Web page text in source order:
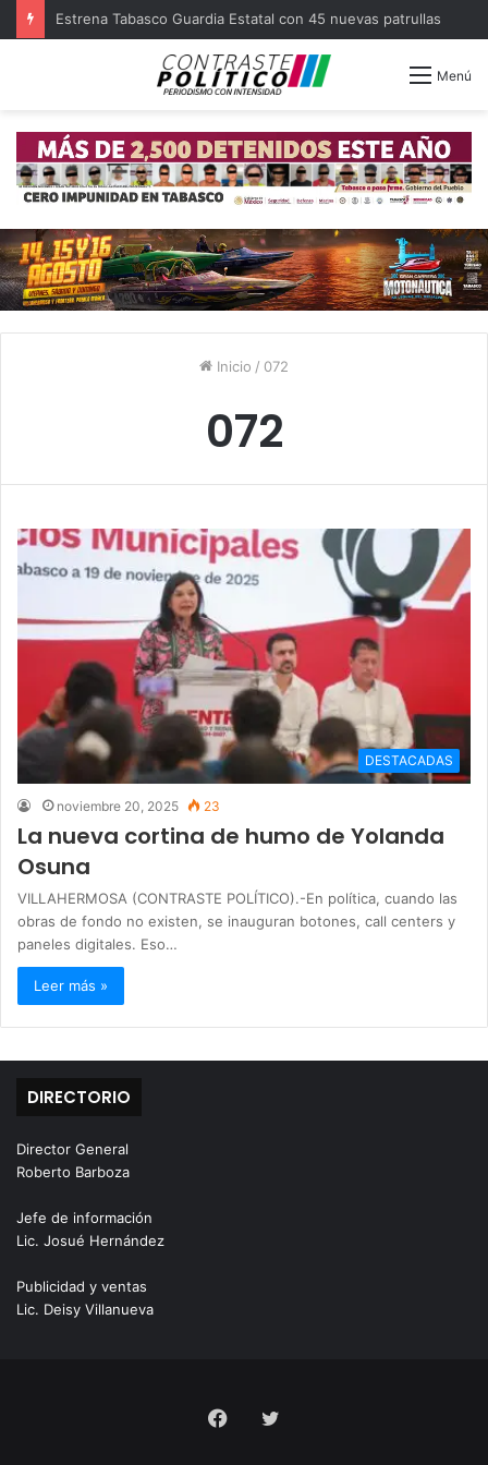
Estrena Tabasco Guardia Estatal con 45 nuevas patrullas
Menú
Inicio / 072
072
DESTACADAS
noviembre 20, 2025 23
La nueva cortina de humo de Yolanda
Osuna
VILLAHERMOSA (CONTRASTE POLÍTICO).-En política, cuando las
obras de fondo no existen, se inauguran botones, call centers y
paneles digitales. Eso…
Leer más »
DIRECTORIO
Director General
Roberto Barboza
Jefe de información
Lic. Josué Hernández
Publicidad y ventas
Lic. Deisy Villanueva
FacebookTwitter